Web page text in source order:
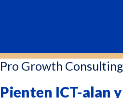
Pro Growth
Pienten ICT-alan